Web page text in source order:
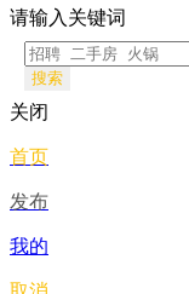
请输入关键词
搜索
关闭
首页
发布
我的